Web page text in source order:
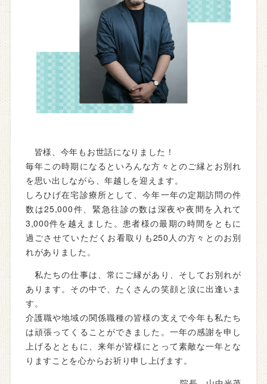
皆様、今年もお世話になりました！
毎年この時期になるといろんな方々とのご縁とお別れ
を思い出しながら、年越しを迎えます。
しろひげ在宅診療所として、今年一年の定期訪問の件
数は25,000件、緊急往診の数は深夜や夜間を入れて
3,000件を越えました。患者様の最期の時間をともに
過ごさせていただくお看取りも250人の方々とのお別
れがありました。
私たちの仕事は、常にご縁があり、そしてお別れが
あります。その中で、たくさんの笑顔と涙に出逢いま
す。
介護職や地域の関係職種の皆様の支えで今年も私たち
は頑張ってくることができました。一年の感謝を申し
上げるとともに、来年が皆様にとって素敵な一年とな
りますことを心からお祈り申し上げます。